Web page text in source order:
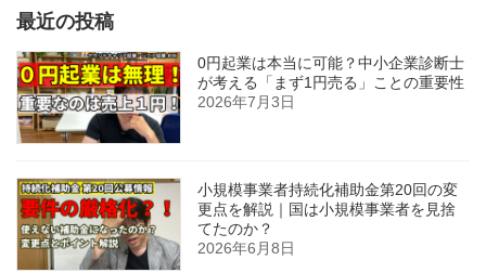
最近の投稿
0円起業は本当に可能？中小企業診断士
が考える「まず1円売る」ことの重要性
2026年7月3日
小規模事業者持続化補助金第20回の変
更点を解説｜国は小規模事業者を見捨
てたのか？
2026年6月8日